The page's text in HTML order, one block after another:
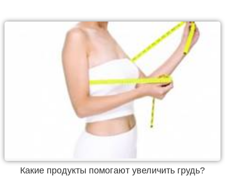
Какие продукты помогают увеличить грудь?